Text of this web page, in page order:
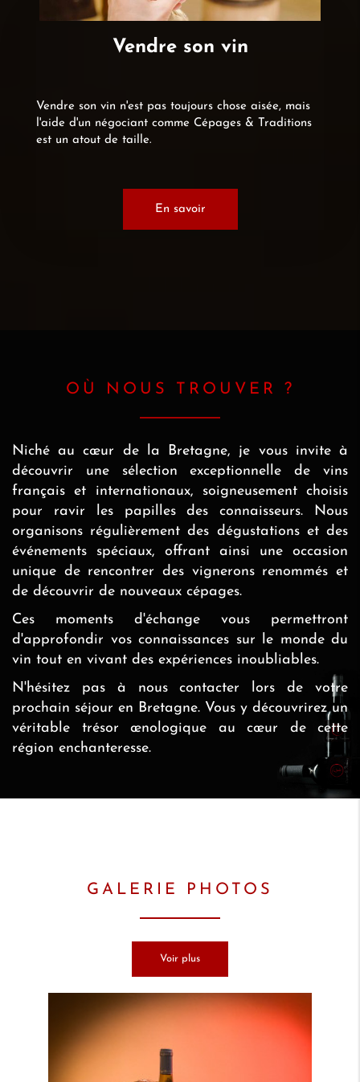
Vendre son vin
Vendre son vin n'est pas toujours chose aisée, mais
l'aide d'un négociant comme Cépages & Traditions
est un atout de taille.
En savoir
OÙ NOUS TROUVER ?
Niché au cœur de la Bretagne, je vous invite à
découvrir une sélection exceptionnelle de vins
français et internationaux, soigneusement choisis
pour ravir les papilles des connaisseurs. Nous
organisons régulièrement des dégustations et des
événements spéciaux, offrant ainsi une occasion
unique de rencontrer des vignerons renommés et
de découvrir de nouveaux cépages.
Ces moments d'échange vous permettront
d'approfondir vos connaissances sur le monde du
vin tout en vivant des expériences inoubliables.
N'hésitez pas à nous contacter lors de votre
prochain séjour en Bretagne. Vous y découvrirez un
véritable trésor œnologique au cœur de cette
région enchanteresse.
GALERIE PHOTOS
Voir plus